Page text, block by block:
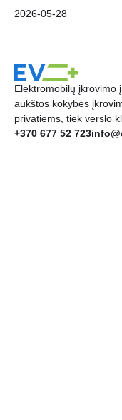
2026-05-28
Elektromobilų įkrovimo
aukštos kokybės
privatiems, tiek verslo
+370 677 52 723